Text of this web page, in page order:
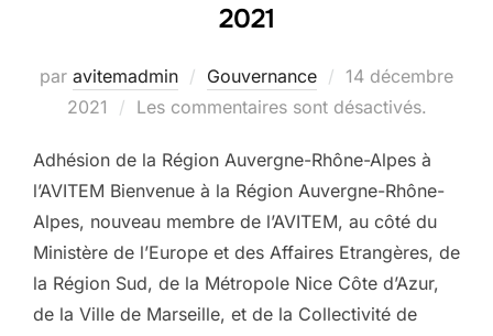
2021
par avitemadmin Gouvernance
Publié
le
14 décembre
2021
Les commentaires sont désactivés.
Adhésion de la Région Auvergne-Rhône-Alpes à
l’AVITEM Bienvenue à la Région Auvergne-Rhône-
Alpes, nouveau membre de l’AVITEM, au côté du
Ministère de l’Europe et des Affaires Etrangères, de
la Région Sud, de la Métropole Nice Côte d’Azur,
de la Ville de Marseille, et de la Collectivité de